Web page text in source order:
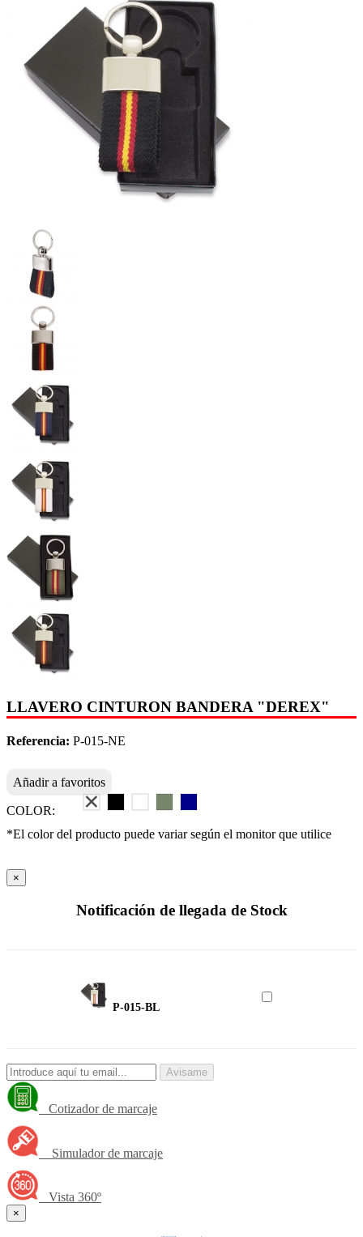
LLAVERO CINTURON BANDERA "DEREX"
Referencia: P-015-NE
Añadir a favoritos
COLOR:
*El color del producto puede variar según el monitor que utilice
×
Notificación de llegada de Stock
P-015-BL
Avisame
Cotizador de marcaje
Simulador de marcaje
Vista 360º
×